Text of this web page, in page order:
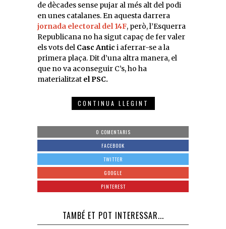
de dècades sense pujar al més alt del podi
en unes catalanes. En aquesta darrera
jornada electoral del 14F, però, l’Esquerra
Republicana no ha sigut capaç de fer valer
els vots del Casc Antic i aferrar-se a la
primera plaça. Dit d’una altra manera, el
que no va aconseguir C’s, ho ha
materialitzat el PSC.
CONTINUA LLEGINT
0 COMENTARIS
FACEBOOK
TWITTER
GOOGLE
PINTEREST
TAMBÉ ET POT INTERESSAR...